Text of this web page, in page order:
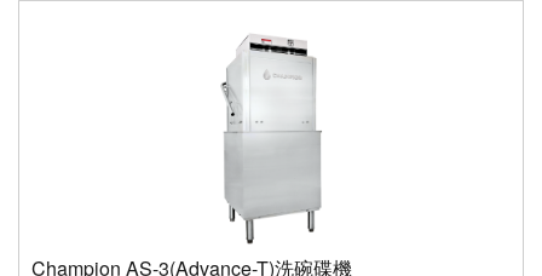
Champion AS-3(Advance-T)洗碗碟機